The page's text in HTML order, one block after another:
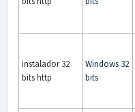
instalador 32
bits http
Windows 32
bits